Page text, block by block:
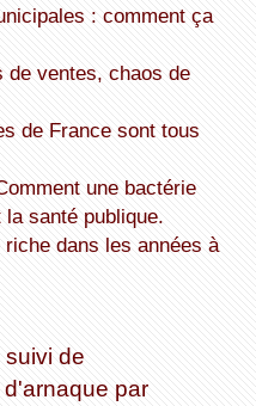
santé publique.
suivi de
par